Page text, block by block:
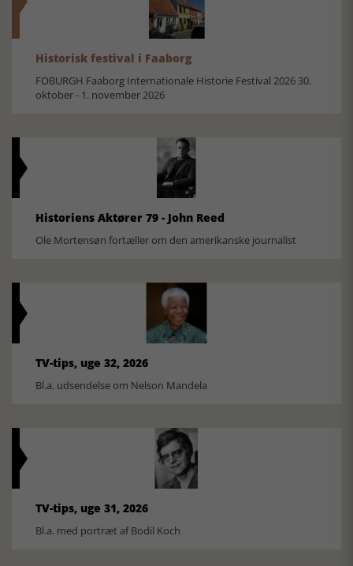
Historisk festival i Faaborg
FOBURGH Faaborg Internationale Historie Festival 2026 30.
oktober - 1. november 2026
Historiens Aktører 79 - John Reed
Ole Mortensøn fortæller om den amerikanske journalist
TV-tips, uge 32, 2026
Bl.a. udsendelse om Nelson Mandela
TV-tips, uge 31, 2026
Bl.a. med portræt af Bodil Koch